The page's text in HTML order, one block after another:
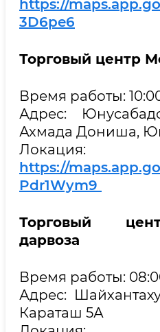
https://
3D6pe6
Торговый центр
Время работы:
Адрес:
Ахмада Дониша,
Локация:
https://
Pdr1Wym9
Торговый
дарвоза
Время работы:
Адрес:
Караташ 5А